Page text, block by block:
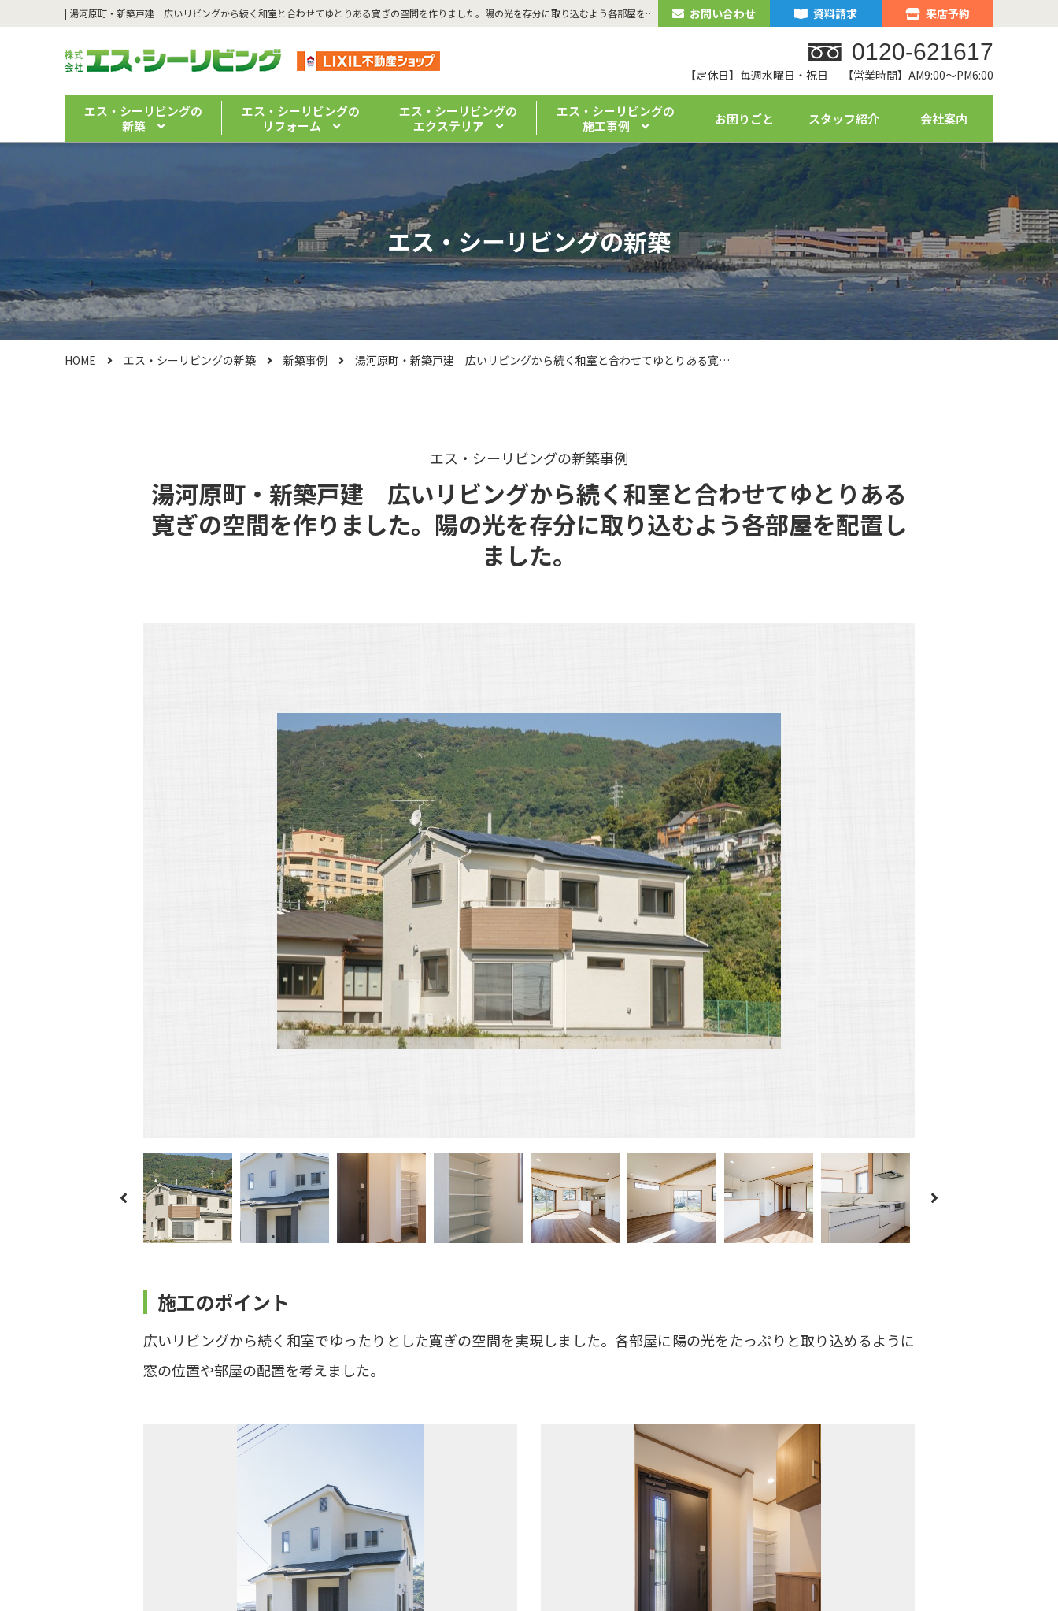
| 湯河原町・新築戸建 広いリビングから続く和室と合わせてゆとりある寛ぎの空間を作りました。陽の光を存分に取り込むよう各部屋を配置しました。 | 湯河原のリフォーム・注文住宅なら「エス・シーリビング」｜ 真鶴・熱海の新築・リノベーションもお任せください お問い合わせ 資料請求 来店予約
0120-621617
【定休日】毎週水曜日・祝日 【営業時間】AM9:00～PM6:00
エス・シーリビングの
新築
エス・シーリビングの
リフォーム
エス・シーリビングの
エクステリア
エス・シーリビングの
施工事例
お困りごと スタッフ紹介 会社案内
エス・シーリビングの新築
HOME エス・シーリビングの新築 新築事例 湯河原町・新築戸建 広いリビングから続く和室と合わせてゆとりある寛ぎの空間を作りました。陽の光を存分に取り込むよう各部屋を配置しました。
エス・シーリビングの新築事例
湯河原町・新築戸建 広いリビングから続く和室と合わせてゆとりある
寛ぎの空間を作りました。陽の光を存分に取り込むよう各部屋を配置し
ました。
施工のポイント
広いリビングから続く和室でゆったりとした寛ぎの空間を実現しました。各部屋に陽の光をたっぷりと取り込めるように
窓の位置や部屋の配置を考えました。